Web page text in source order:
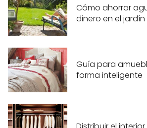
Cómo ahorrar
dinero en el jardín
Guía para
forma inteligente